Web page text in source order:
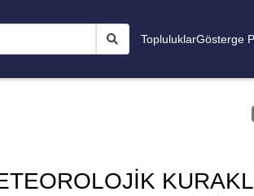
TopluluklarGösterge